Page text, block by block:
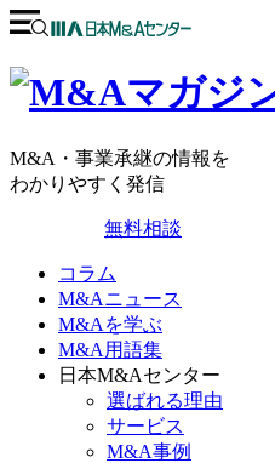
M&A・事業承継の情報を
わかりやすく発信
無料相談
コラム
M&Aニュース
M&Aを学ぶ
M&A用語集
日本M&Aセンター
選ばれる理由
サービス
M&A事例